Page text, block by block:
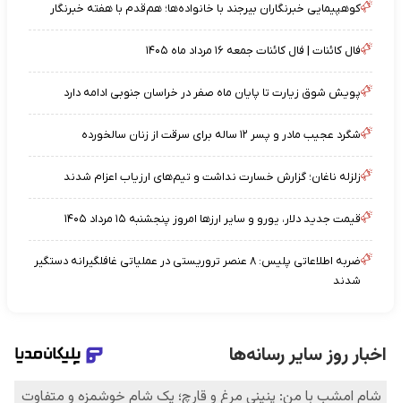
کوهپیمایی خبرنگاران بیرجند با خانواده‌ها؛ هم‌قدم با هفته خبرنگار
فال کائنات | فال کائنات جمعه ۱۶ مرداد ماه ۱۴۰۵
پویش شوق زیارت تا پایان ماه صفر در خراسان جنوبی ادامه دارد
شگرد عجیب مادر و پسر ۱۲ ساله برای سرقت از زنان سالخورده
زلزله ناغان؛ گزارش خسارت نداشت و تیم‌های ارزیاب اعزام شدند
قیمت جدید دلار، یورو و سایر ارزها امروز پنجشنبه ۱۵ مرداد ۱۴۰۵
ضربه اطلاعاتی پلیس: ۸ عنصر تروریستی در عملیاتی غافلگیرانه دستگیر
شدند